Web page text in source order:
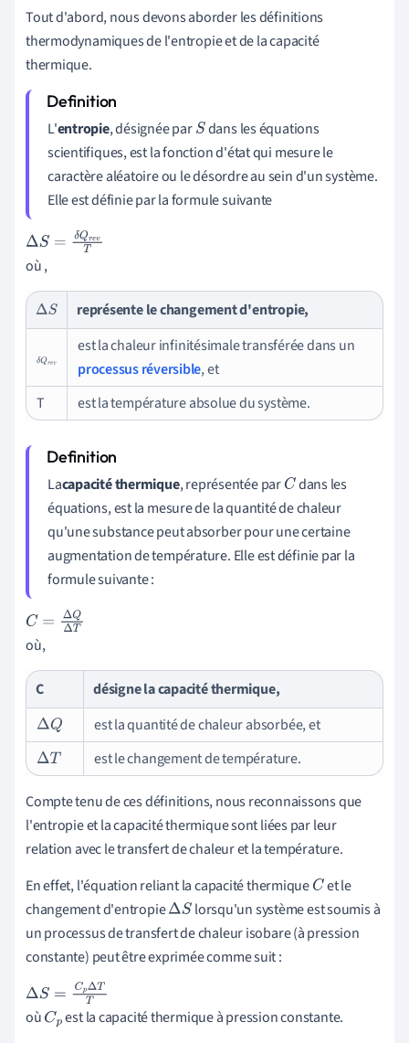
Tout d'abord, nous devons aborder les définitions
thermodynamiques de l'entropie et de la capacité
thermique.
L'entropie, désignée parSdans les équations
scientifiques, est la fonction d'état qui mesure le
caractère aléatoire ou le désordre au sein d'un système.
Elle est définie par la formule suivante
ΔS=δQ evT
où ,
ΔS représente le changement d'entropie,
δQr
est la chaleur infinitésimale transférée dans un
processus réversible, et
T
est la température absolue du système.
Lacapacité thermique, représentée parC dans les
équations, est la mesure de la quantité de chaleur
qu'une substance peut absorber pour une certaine
augmentation de température. Elle est définie par la
formule suivante :
C= ΔQ ΔT
où,
C
désigne la capacité thermique,
ΔQ
est la quantité de chaleur absorbée, et
ΔT est le changement de température.
Compte tenu de ces définitions, nous reconnaissons que
l'entropie et la capacité thermique sont liées par leur
relation avec le transfert de chaleur et la température.
En effet, l'équation reliant la capacité thermiqueC et le
changement d'entropieΔS lorsqu'un système est soumis à
un processus de transfert de chaleur isobare (à pression
constante) peut être exprimée comme suit :
ΔS=CpΔTT
oùCp est la capacité thermique à pression constante.